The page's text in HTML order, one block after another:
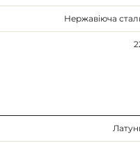
Нержавіюча